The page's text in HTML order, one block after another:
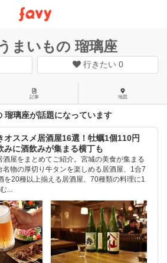
まいもの 瑠璃座
行きたい 0
記事 地図
瑠璃座が話題になっています
オススメ居酒屋16選！牡蠣1個110円
みに酒飲みが集まる横丁も
酒屋をまとめてご紹介。宮城の美食が集まる
名物の厚切り牛タンを楽しめる居酒屋、1合7
を20種以上揃える居酒屋、70種類の料理に1
...